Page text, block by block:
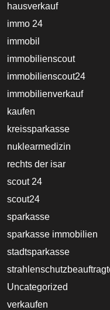
hausverkauf
immo 24
immobil
immobilienscout
immobilienscout24
immobilienverkauf
kaufen
kreissparkasse
nuklearmedizin
rechts der isar
scout 24
scout24
sparkasse
sparkasse immobilien
stadtsparkasse
Uncategorized
verkaufen